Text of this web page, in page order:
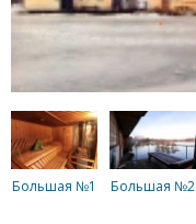
Большая №1 Большая №2